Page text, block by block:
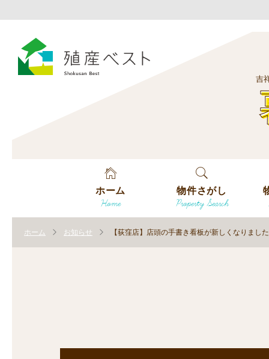
吉
ホーム
Home
物件さがし
Property Search
す
ホーム お知らせ 【荻窪店】店頭の手書き看板が新しくなりまし